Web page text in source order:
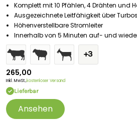
Komplett mit 10 Pfählen, 4 Drähten und
Ausgezeichnete Leitfähigkeit über
Höhenverstellbare Stromleiter
Innerhalb von 5 Minuten auf- und
+3
265,00
Inkl. MwSt.,kostenloser Versand
Lieferbar
Ansehen